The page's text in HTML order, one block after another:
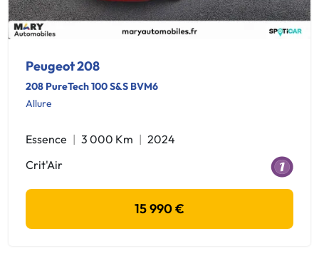
Peugeot 208
208 PureTech 100 S&S BVM6
Allure
Essence 3 000 Km
2024
Crit'Air
15 990 €